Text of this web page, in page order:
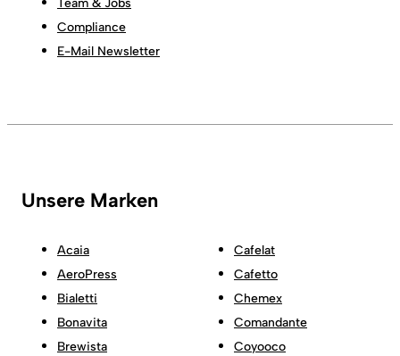
Team & Jobs
Compliance
E-Mail Newsletter
Unsere Marken
Acaia
AeroPress
Bialetti
Bonavita
Brewista
Cafelat
Cafetto
Chemex
Comandante
Coyooco